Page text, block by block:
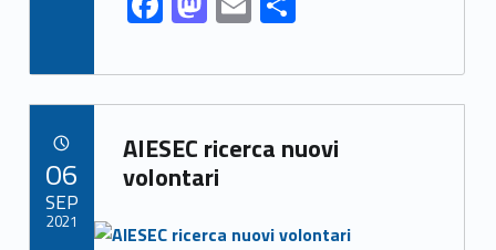
ac
e
b
o
o
k
as
to
d
o
n
m
ai
l
ar
e
Link identifier archive #link-archive-71532
AIESEC ricerca nuovi
volontari
Link identifier archive #link-archive-thumb-soap-44564
06
SEP
2021